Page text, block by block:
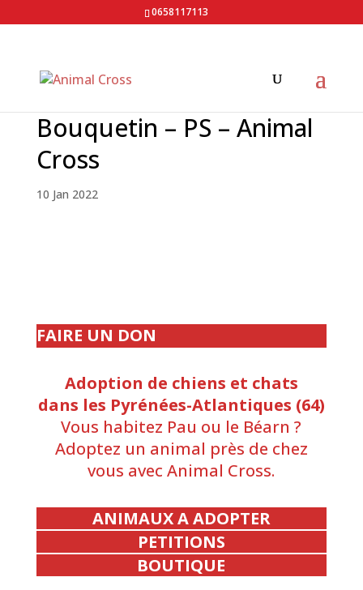
0658117113
Bouquetin – PS – Animal
Cross
10 Jan 2022
FAIRE UN DON
Adoption de chiens et chats
dans les Pyrénées-Atlantiques (64)
Vous habitez Pau ou le Béarn ?
Adoptez un animal près de chez
vous avec Animal Cross.
ANIMAUX A ADOPTER
PETITIONS
BOUTIQUE